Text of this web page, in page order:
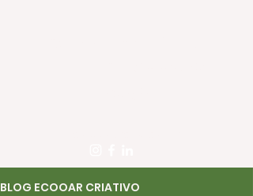
BLOG ECOOAR CRIATIVO